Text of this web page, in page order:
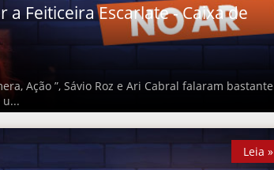
Feiticeira Escarlate - Caixa de
Ação ”, Sávio Roz e Ari Cabral falaram bastante
Leia »